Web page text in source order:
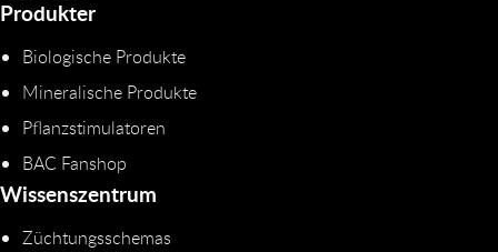
Produkter
Biologische Produkte
Mineralische Produkte
Pflanzstimulatoren
BAC Fanshop
Wissenszentrum
Züchtungsschemas